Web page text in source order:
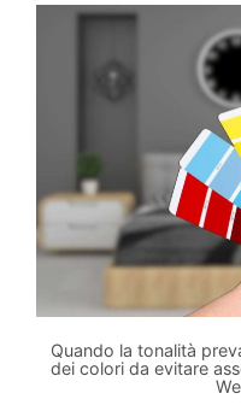
Quando la tonalità
dei colori da evitare